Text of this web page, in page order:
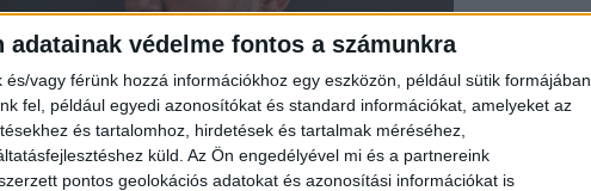
adatainak védelme fontos a számunkra
vagy férünk hozzá információkhoz egy eszközön, például sütik formájában,
fel, például egyedi azonosítókat és standard információkat, amelyeket az
és tartalomhoz, hirdetések és tartalmak méréséhez,
küld. Az Ön engedélyével mi és a partnereink
pontos geolokációs adatokat és azonosítási információkat is